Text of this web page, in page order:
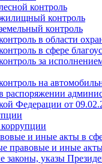
контроль
контроль
контроль
в области
в сфере
за
на
распоряжении
Федерации от
и иные акты в
правовые и иные
законы, указы